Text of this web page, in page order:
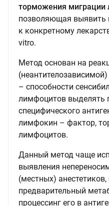
торможения
позволяющая выявить
к конкретному
vitro.
Метод основан на
– способности
лимфоцитов выделять
специфического
лимфокин – фактор,
лимфоцитов.
Данный метод чаще
выявления
(местных) анестетиков,
предварительный
процессинг его в